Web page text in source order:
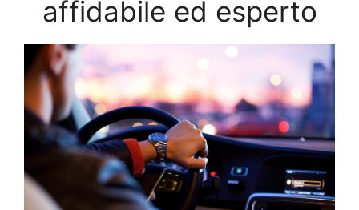
affidabile ed esperto